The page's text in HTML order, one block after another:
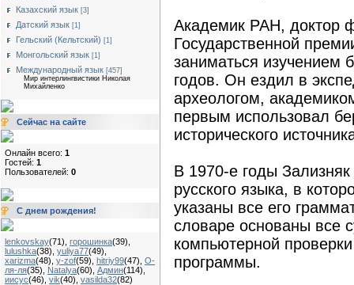
Казахский язык [3]
Датский язык [1]
Гельский (Кельтский) [1]
Монгольский язык [1]
Международный язык [457]
Мир интерлингвистики Николая
Михайленко
Сейчас на сайте
Онлайн всего: 1
Гостей: 1
Пользователей: 0
С днем рождения!
lenkovskay(71) горошинка(39)
lulushka(38) yuliya77(49)
xarizma(48) y-zof(59) hitriy99(47) О-
ля-ля(35) Natalya(60) Админ(114)
иисус(46) vik(40) vasilda32(82)
Академик РАН, доктор
Государственной
заниматься изучением
годов. Он ездил в
археологом,
первым использовал
исторического
В 1970-е годы
русского языка, в
указаны все его
словаре основаны все
компьютерной
программы.